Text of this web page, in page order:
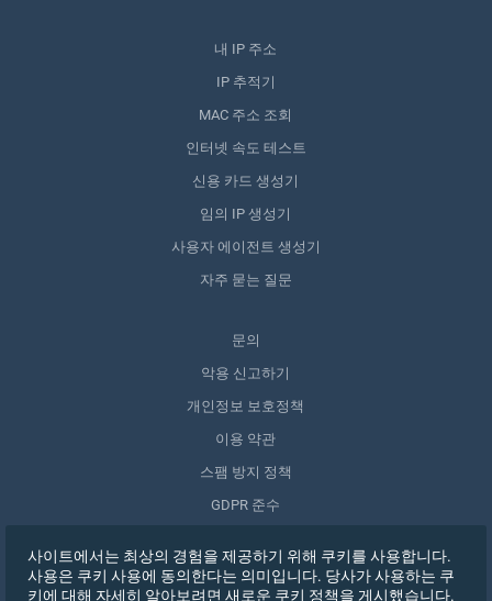
내 IP 주소
IP 추적기
MAC 주소 조회
인터넷 속도 테스트
신용 카드 생성기
임의 IP 생성기
사용자 에이전트 생성기
자주 묻는 질문
문의
악용 신고하기
개인정보 보호정책
이용 약관
스팸 방지 정책
GDPR 준수
동의 철회
사이트에서는 최상의 경험을 제공하기 위해 쿠키를 사용합니다.
사용은 쿠키 사용에 동의한다는 의미입니다. 당사가 사용하는 쿠
키에 대해 자세히 알아보려면 새로운 쿠키 정책을 게시했습니다.